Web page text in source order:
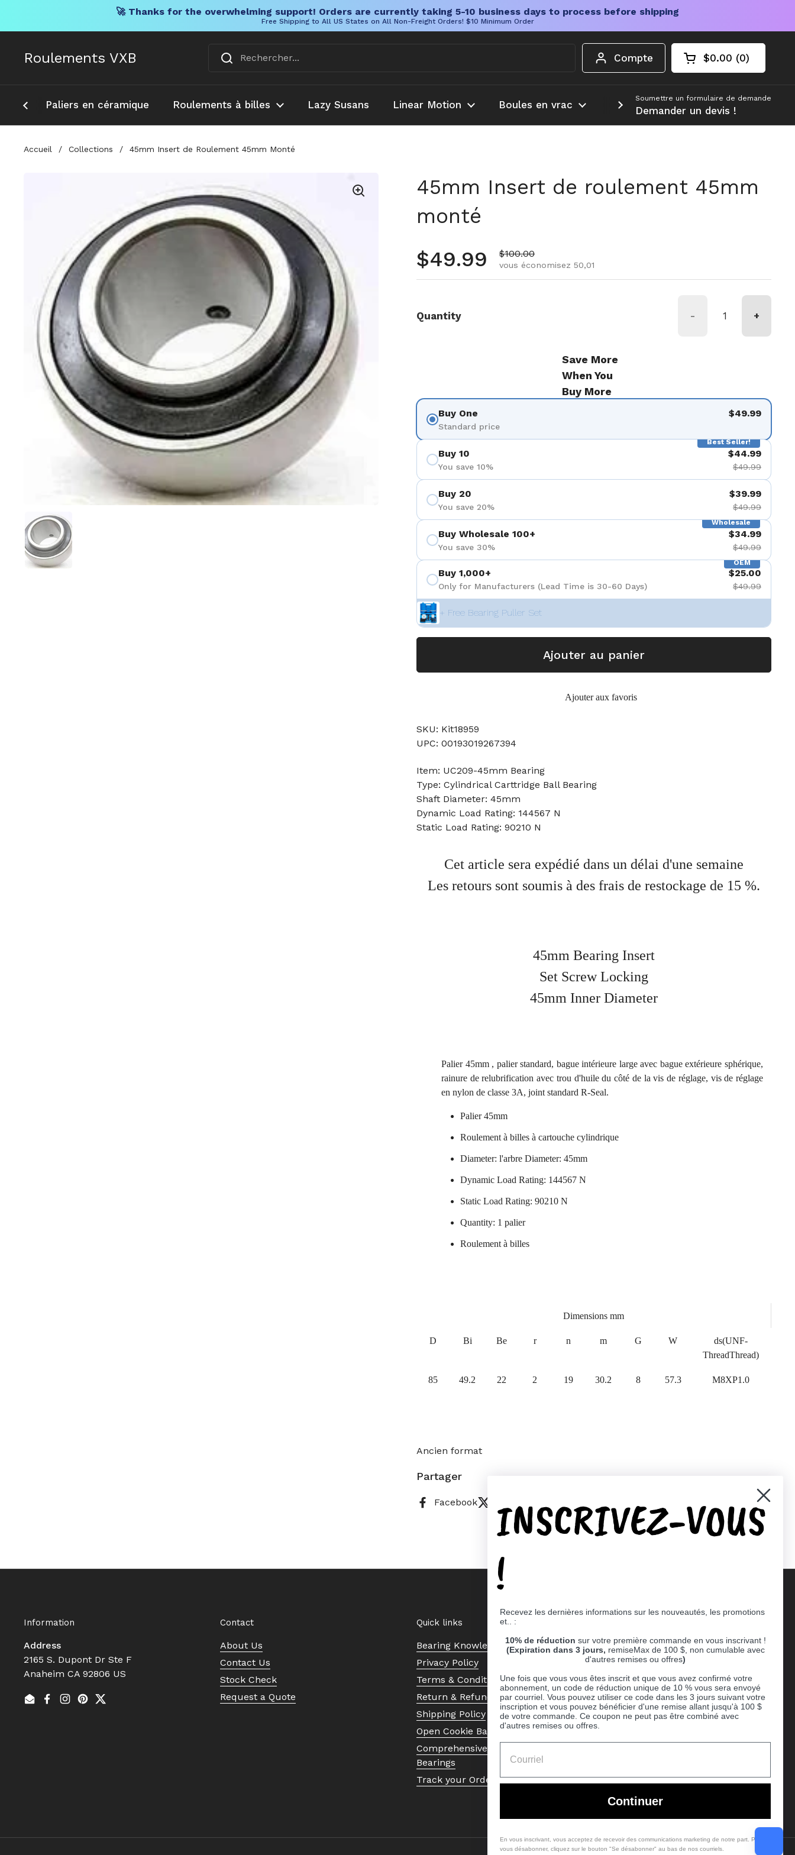
🚀 Thanks for the overwhelming support! Orders are currently taking 5-10 business days to process before shipping
Free Shipping to All US States on All Non-Freight Orders! $10 Minimum Order
Roulements VXB Compte Chariot ouvert
Total du panier :
$0.00 0
produits dans
Paliers en céramique Roulements à billes Lazy Susans Linear Motion Boules en vrac Plus d'informations
Soumettre un formulaire de demande
Demander un devis !
Accueil / Collections / 45mm Insert de Roulement 45mm Monté
Afficher la diapositive 1
45mm Insert de roulement 45mm
monté
Prix régulier
$49.99 Prix de vente
$100.00
vous économisez 50,01
Quantity - +
Save More
When You
Buy More
Buy One
Standard price
$49.99
Best Seller!
Buy 10
You save 10%
$44.99
$49.99
Buy 20
You save 20%
$39.99
$49.99
Wholesale
Buy Wholesale 100+
You save 30%
$34.99
$49.99
OEM
Buy 1,000+
Only for Manufacturers (Lead Time is 30-60 Days)
$25.00
$49.99
+ Free Bearing Puller Set
Ajouter au panier
Ajouter aux favoris
SKU: Kit18959
UPC: 00193019267394
Item: UC209-45mm Bearing
Type: Cylindrical Carttridge Ball Bearing
Shaft Diameter: 45mm
Dynamic Load Rating: 144567 N
Static Load Rating: 90210 N
Cet article sera expédié dans un délai d'une semaine
Les retours sont soumis à des frais de restockage de 15 %.
45mm Bearing Insert
Set Screw Locking
45mm Inner Diameter
Palier 45mm , palier standard, bague intérieure large avec bague extérieure sphérique,
rainure de relubrification avec trou d'huile du côté de la vis de réglage, vis de réglage
en nylon de classe 3A, joint standard R-Seal.
Palier 45mm
Roulement à billes à cartouche cylindrique
Diameter: l'arbre Diameter: 45mm
Dynamic Load Rating: 144567 N
Static Load Rating: 90210 N
Quantity: 1 palier
Roulement à billes
Dimensions mm
D Bi Be r n m G W
ds(UNF-
ThreadThread)
85 49.2 22 2 19 30.2 8 57.3 M8XP1.0
Ancien format
Partager
Facebook
Information
Address
2165 S. Dupont Dr Ste F
Anaheim CA 92806 US
EmailFacebook
Instagram
Pinterest
Twitter
Contact
About Us
Contact Us
Stock Check
Request a Quote
Quick links
Bearing Knowledge Center
Privacy Policy
Terms & Conditions
Return & Refund Policy
Shipping Policy
Open Cookie Banner
Comprehensive Guide to Ball
Bearings
Track your Order
INSCRIVEZ-VOUS
!
Recevez les dernières informations sur les nouveautés, les promotions
et.. :
10% de réduction sur votre première commande en vous inscrivant !
(Expiration dans 3 jours, remiseMax de 100 $, non cumulable avec
d'autres remises ou offres)
Une fois que vous vous êtes inscrit et que vous avez confirmé votre
abonnement, un code de réduction unique de 10 % vous sera envoyé
par courriel. Vous pouvez utiliser ce code dans les 3 jours suivant votre
inscription et vous pouvez bénéficier d'une remise allant jusqu'à 100 $
de votre commande. Ce coupon ne peut pas être combiné avec
d'autres remises ou offres.
Continuer
En vous inscrivant, vous acceptez de recevoir des communications marketing de notre part. Pour
vous désabonner, cliquez sur le bouton "Se désabonner" au bas de nos courriels.